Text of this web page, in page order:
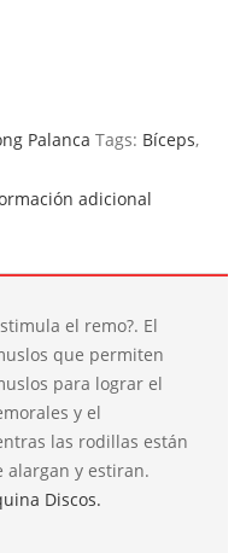
Palanca Tags: Bíceps,
adicional
el remo?. El
que permiten
para lograr el
y el
las rodillas están
alargan y estiran.
Discos.